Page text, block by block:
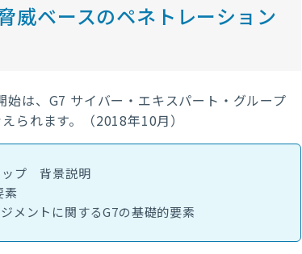
威ベースのペネトレーション
は、G7 サイバー・エキスパート・グループ
られます。（2018年10月）
ップ 背景説明
素
メントに関するG7の基礎的要素